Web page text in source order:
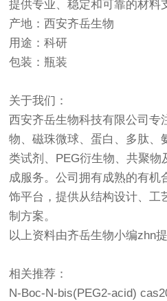
提供专业、稳定和可靠的材料
产地：西安齐岳生物
用途：科研
包装：瓶装
关于我们：
西安齐岳生物科技有限公司专
物、磁珠微球、蛋白、多肽、
类试剂、PEG衍生物、共聚物
成服务。公司拥有成熟的有机
饰平台，提供从结构设计、工
制方案。
以上资料由齐岳生物小编zhn
相关推荐：
N-Boc-N-bis(PEG2-acid)